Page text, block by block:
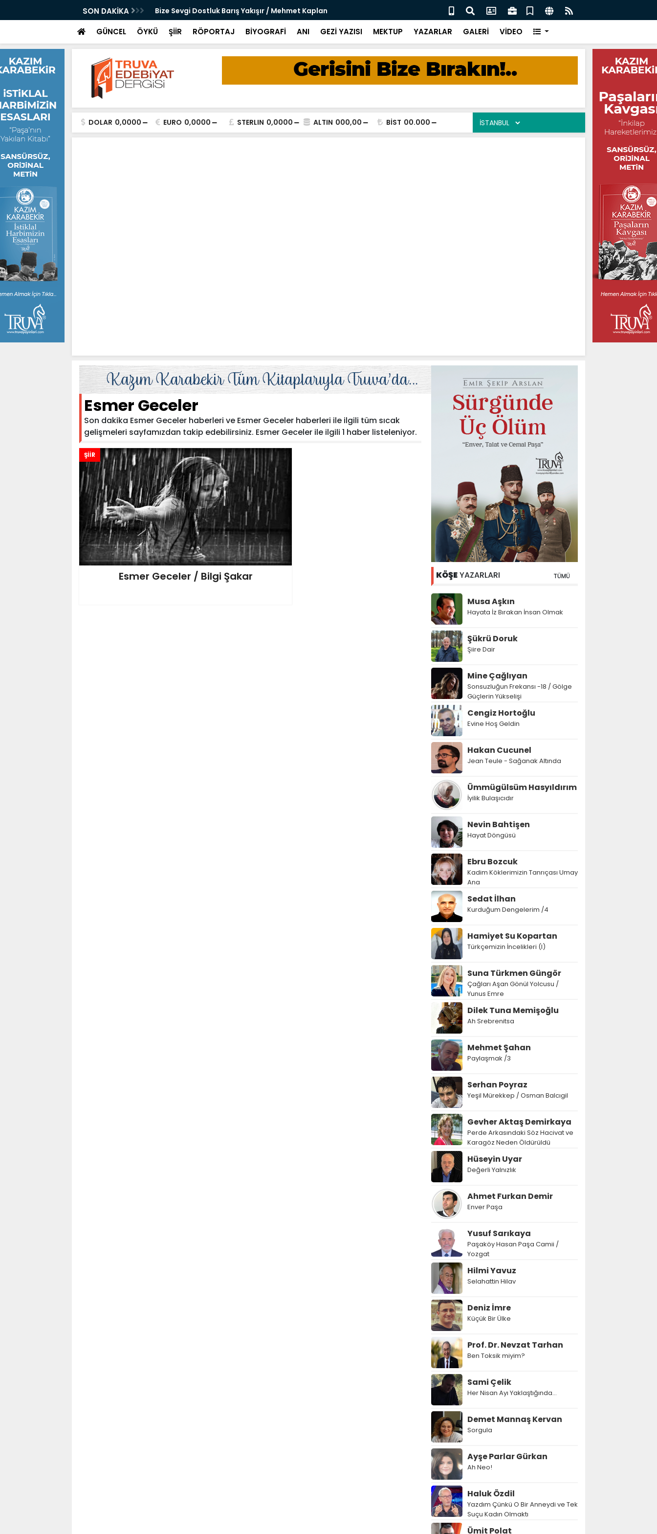
SON DAKİKA Bize Sevgi Dostluk Barış Yakışır / Mehmet Kaplan Vicdan / Kasım Kara
GÜNCEL ÖYKÜ ŞİİR RÖPORTAJ BİYOGRAFİ ANI GEZİ YAZISI MEKTUP YAZARLAR GALERİ VİDEO
DOLAR 0,0000 EURO 0,0000 STERLIN 0,0000 ALTIN 000,00 BİST 00.000
Esmer Geceler
Son dakika Esmer Geceler haberleri ve Esmer Geceler haberleri ile ilgili tüm sıcak
gelişmeleri sayfamızdan takip edebilirsiniz. Esmer Geceler ile ilgili 1 haber listeleniyor.
ŞİİR
Esmer Geceler / Bilgi Şakar KÖŞEYAZARLARI TÜMÜ
Musa Aşkın
Hayata İz Bırakan İnsan Olmak
Şükrü Doruk
Şiire Dair
Mine Çağlıyan
Sonsuzluğun Frekansı -18 / Gölge
Güçlerin Yükselişi
Cengiz Hortoğlu
Evine Hoş Geldin
Hakan Cucunel
Jean Teule - Sağanak Altında
Ümmügülsüm Hasyıldırım
İyilik Bulaşıcıdır
Nevin Bahtişen
Hayat Döngüsü
Ebru Bozcuk
Kadim Köklerimizin Tanrıçası Umay
Ana
Sedat İlhan
Kurduğum Dengelerim /4
Hamiyet Su Kopartan
Türkçemizin İncelikleri (I)
Suna Türkmen Güngör
Çağları Aşan Gönül Yolcusu /
Yunus Emre
Dilek Tuna Memişoğlu
Ah Srebrenitsa
Mehmet Şahan
Paylaşmak /3
Serhan Poyraz
Yeşil Mürekkep / Osman Balcıgil
Gevher Aktaş Demirkaya
Perde Arkasındaki Söz Hacivat ve
Karagöz Neden Öldürüldü
Hüseyin Uyar
Değerli Yalnızlık
Ahmet Furkan Demir
Enver Paşa
Yusuf Sarıkaya
Paşaköy Hasan Paşa Camii /
Yozgat
Hilmi Yavuz
Selahattin Hilav
Deniz İmre
Küçük Bir Ülke
Prof. Dr. Nevzat Tarhan
Ben Toksik miyim?
Sami Çelik
Her Nisan Ayı Yaklaştığında...
Demet Mannaş Kervan
Sorgula
Ayşe Parlar Gürkan
Ah Neo!
Haluk Özdil
Yazdım Çünkü O Bir Anneydi ve Tek
Suçu Kadın Olmaktı
Ümit Polat